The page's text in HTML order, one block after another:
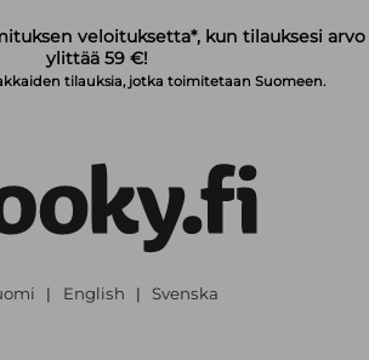
veloituksetta*, kun tilauksesi arvo
ylittää 59 €!
tilauksia, jotka toimitetaan Suomeen.
| English | Svenska